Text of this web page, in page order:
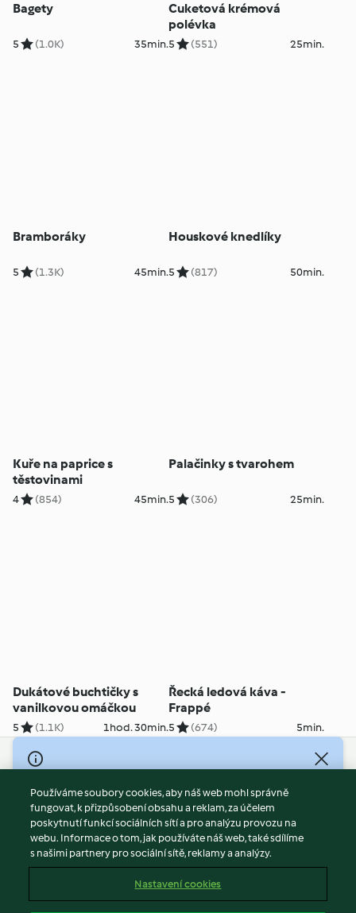
Bagety
5 (1.0K) 35min.
Cuketová krémová
polévka
5 (551) 25min.
Bramboráky
5 (1.3K) 45min.
Houskové knedlíky
5 (817) 50min.
Kuře na paprice s
těstovinami
4 (854) 45min.
Palačinky s tvarohem
5 (306) 25min.
Dukátové buchtičky s
vanilkovou omáčkou
5 (1.1K) 1hod. 30min.
Řecká ledová káva -
Frappé
5 (674) 5min.
© Copyright 2026
Podmínky užívání
Zásady ochrany osobních údajů
Vyloučení odpovědnosti
Tiráž
Obsah zprávy
Používáme soubory cookies, aby náš web mohl správně
fungovat, k přizpůsobení obsahu a reklam, za účelem
poskytnutí funkcí sociálních sítí a pro analýzu provozu na
webu. Informace o tom, jak používáte náš web, také sdílíme
s našimi partnery pro sociální sítě, reklamy a analýzy.
Nastavení cookies